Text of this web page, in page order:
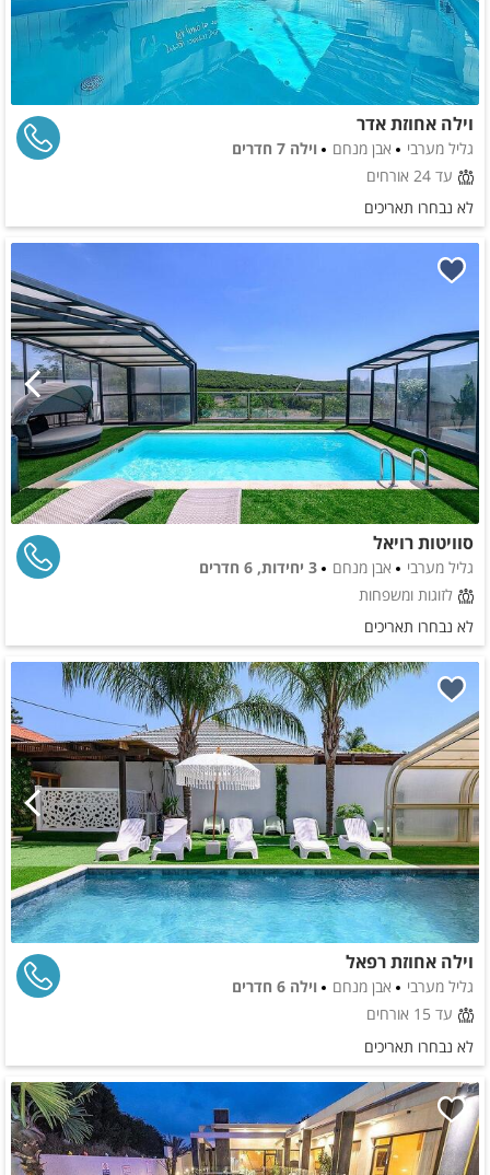
וילה אחוזת אדר
גליל מערבי אבן מנחם
וילה 7 חדרים
עד 24 אורחים
לא נבחרו תאריכים
סוויטות רויאל
גליל מערבי אבן מנחם
3 יחידות, 6 חדרים
לזוגות ומשפחות
לא נבחרו תאריכים
וילה אחוזת רפאל
גליל מערבי אבן מנחם
וילה 6 חדרים
עד 15 אורחים
לא נבחרו תאריכים